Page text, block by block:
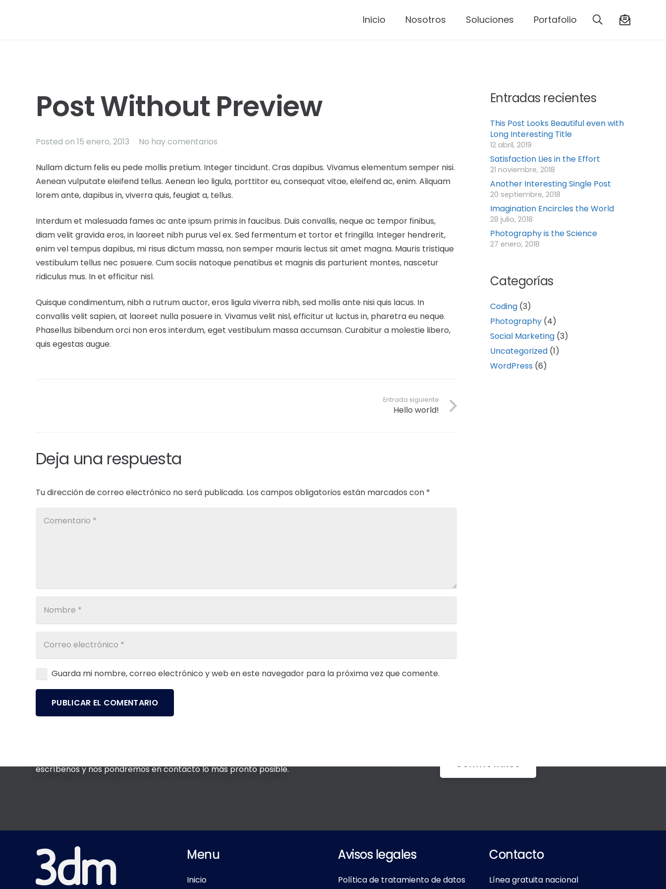
Inicio Nosotros Soluciones Portafolio
Post Without Preview
Posted on 15 enero, 2013 No hay comentarios
Nullam dictum felis eu pede mollis pretium. Integer tincidunt. Cras dapibus. Vivamus elementum semper nisi.
Aenean vulputate eleifend tellus. Aenean leo ligula, porttitor eu, consequat vitae, eleifend ac, enim. Aliquam
lorem ante, dapibus in, viverra quis, feugiat a, tellus.
Interdum et malesuada fames ac ante ipsum primis in faucibus. Duis convallis, neque ac tempor finibus,
diam velit gravida eros, in laoreet nibh purus vel ex. Sed fermentum et tortor et fringilla. Integer hendrerit,
enim vel tempus dapibus, mi risus dictum massa, non semper mauris lectus sit amet magna. Mauris tristique
vestibulum tellus nec posuere. Cum sociis natoque penatibus et magnis dis parturient montes, nascetur
ridiculus mus. In et efficitur nisl.
Quisque condimentum, nibh a rutrum auctor, eros ligula viverra nibh, sed mollis ante nisi quis lacus. In
convallis velit sapien, at laoreet nulla posuere in. Vivamus velit nisl, efficitur ut luctus in, pharetra eu neque.
Phasellus bibendum orci non eros interdum, eget vestibulum massa accumsan. Curabitur a molestie libero,
quis egestas augue.
Entrada siguiente
Hello world!
Deja una respuesta
Tu dirección de correo electrónico no será publicada. Los campos obligatorios están marcados con *
Guarda mi nombre, correo electrónico y web en este navegador para la próxima vez que comente.
PUBLICAR EL COMENTARIO
Entradas recientes
This Post Looks Beautiful even with
Long Interesting Title
12 abril, 2019
Satisfaction Lies in the Effort
21 noviembre, 2018
Another Interesting Single Post
20 septiembre, 2018
Imagination Encircles the World
28 julio, 2018
Photography is the Science
27 enero, 2018
Categorías
Coding(3)
Photography(4)
Social Marketing(3)
Uncategorized(1)
WordPress (6)
escríbenos y nos pondremos en contacto lo más pronto posible.
CONTÁCTANOS
Menu
Inicio
Avisos legales
Política de tratamiento de datos
Contacto
Línea gratuita nacional